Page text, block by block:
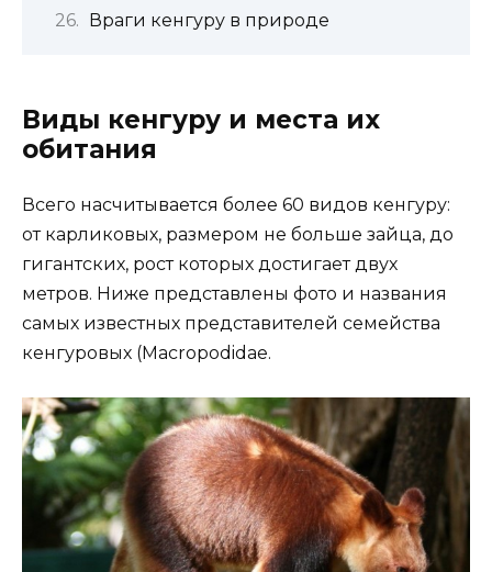
Враги кенгуру в природе
Виды кенгуру и места их
обитания
Всего насчитывается более 60 видов кенгуру:
от карликовых, размером не больше зайца, до
гигантских, рост которых достигает двух
метров. Ниже представлены фото и названия
самых известных представителей семейства
кенгуровых (Macropodidae.